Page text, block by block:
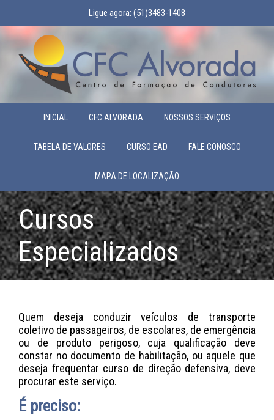
Ligue agora: (51)3483-1408
INICIAL CFC ALVORADA NOSSOS SERVIÇOS
TABELA DE VALORES CURSO EAD FALE CONOSCO
MAPA DE LOCALIZAÇÃO
Cursos
Especializados
Quem deseja conduzir veículos de transporte
coletivo de passageiros, de escolares, de emergência
ou de produto perigoso, cuja qualificação deve
constar no documento de habilitação, ou aquele que
deseja frequentar curso de direção defensiva, deve
procurar este serviço.
É preciso: